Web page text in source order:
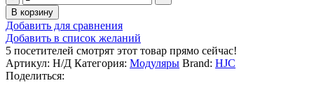
товара
HJC
Шлем
C91N
SEMI
FLAT
BLACK
В корзину
Добавить для сравнения
Добавить в список желаний
5 посетителей смотрят этот товар прямо сейчас!
Артикул: Н/Д Категория: Модуляры Brand: HJC
Поделиться: